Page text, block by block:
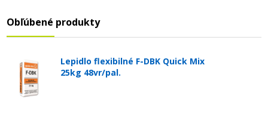
Obľúbené produkty
Lepidlo flexibilné F-DBK Quick Mix
25kg 48vr/pal.